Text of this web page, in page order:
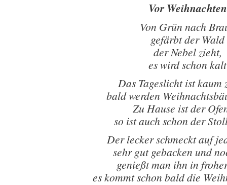
Vor Weihnachten
Von Grün nach
gefärbt der Wald
der Nebel zieht,
es wird schon kalt
Das Tageslicht ist kaum
bald werden
Zu Hause ist der
so ist auch schon der
Der lecker schmeckt auf
sehr gut gebacken und
genießt man ihn in
es kommt schon bald die